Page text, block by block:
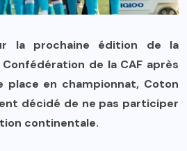
la prochaine édition de la
de la CAF après
place en championnat, Coton
décidé de ne pas participer
continentale.